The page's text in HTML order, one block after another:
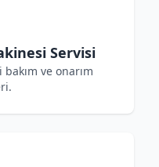
Servisi
ve onarım